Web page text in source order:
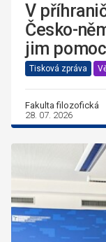
V
Česko-
jim
Tisková zpráva
Fakulta filozofická
28. 07. 2026